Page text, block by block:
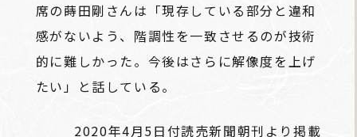
席の蒔田剛さんは「現存している部分と違和
感がないよう、階調性を一致させるのが技術
的に難しかった。今後はさらに解像度を上げ
たい」と話している。
2020年4月5日付読売新聞朝刊より掲載